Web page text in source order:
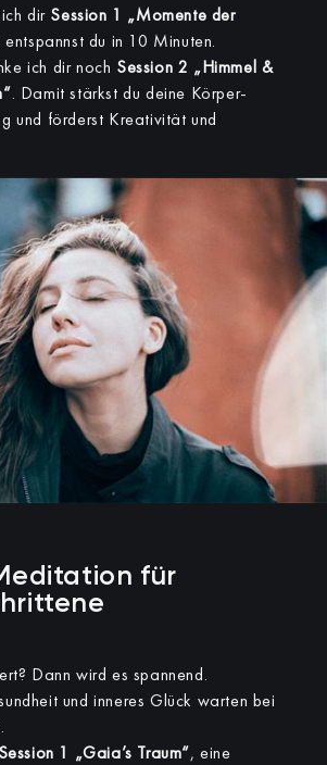
dir Session 1 „Momente der
du in 10 Minuten.
ich dir noch Session 2 „Himmel &
. Damit stärkst du deine Körper-
und förderst Kreativität und
für
Dann wird es spannend.
und inneres Glück warten bei
Session 1 „Gaia’s Traum“, eine